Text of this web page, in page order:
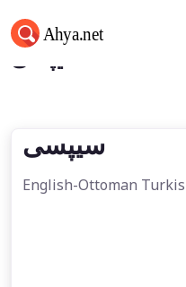
سیپسی
سیپسی